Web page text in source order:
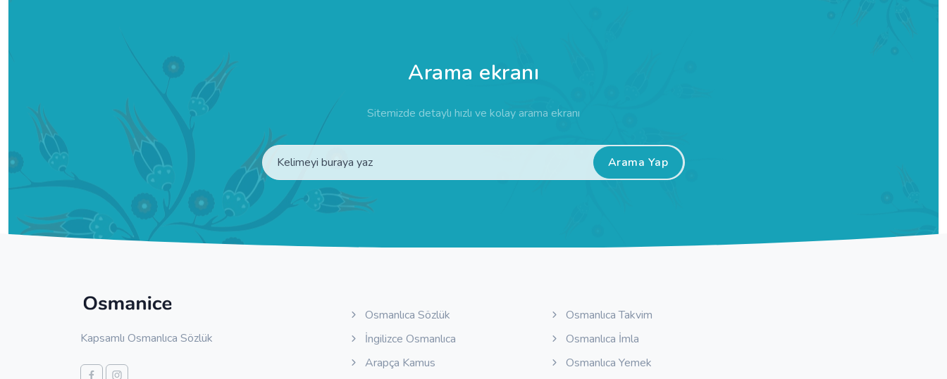
Arama ekranı
Sitemizde detaylı hızlı ve kolay arama ekranı
Arama Yap
Kapsamlı Osmanlıca Sözlük
Osmanlıca Sözlük
İngilizce Osmanlıca
Arapça Kamus
Osmanlıca Takvim
Osmanlıca İmla
Osmanlıca Yemek